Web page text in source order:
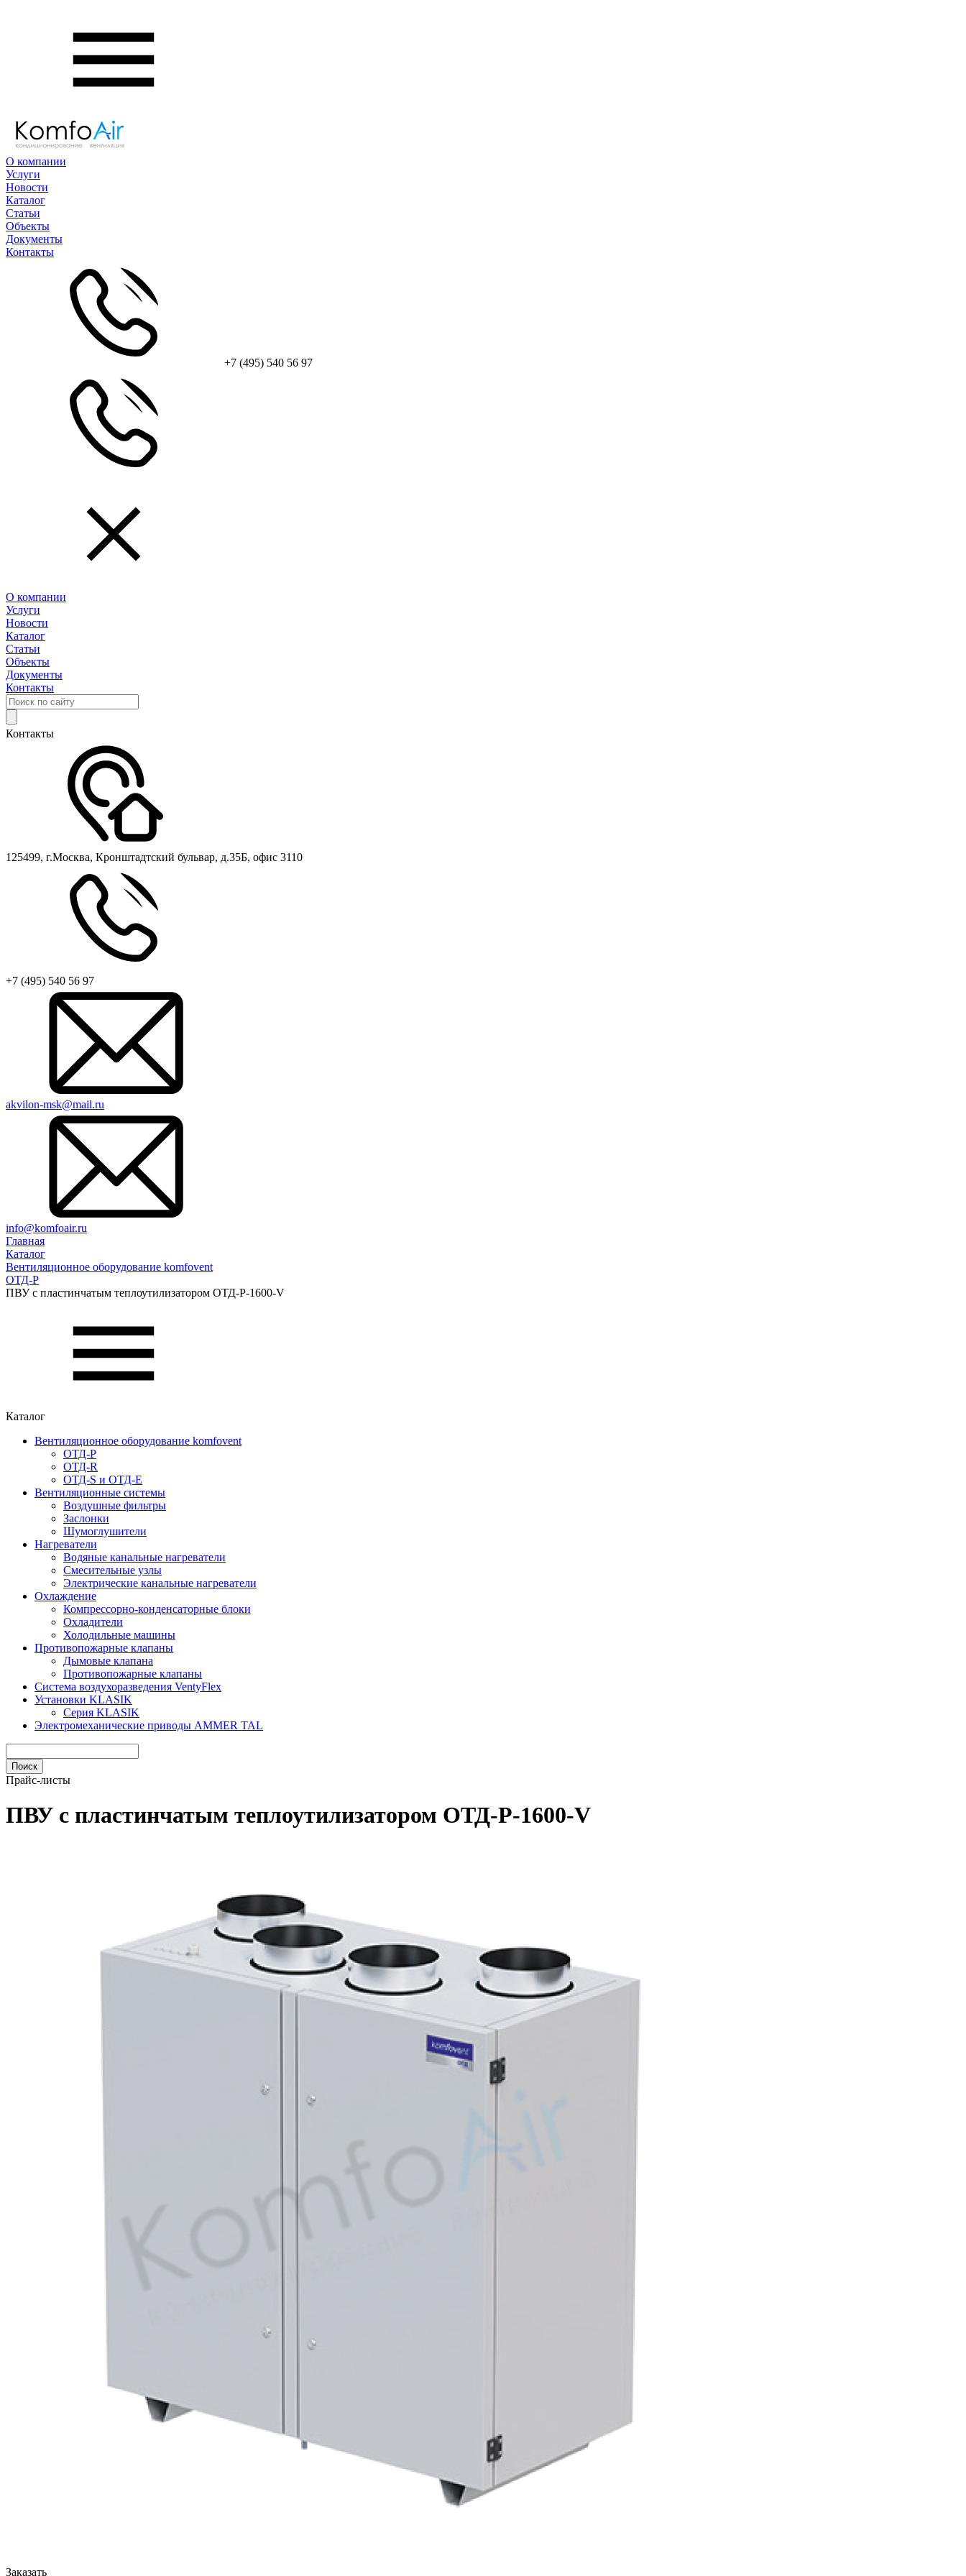
О компании
Услуги
Новости
Каталог
Статьи
Объекты
Документы
Контакты
+7 (495) 540 56 97
О компании
Услуги
Новости
Каталог
Статьи
Объекты
Документы
Контакты
Контакты
125499, г.Москва, Кронштадтский бульвар, д.35Б, офис 3110
+7 (495) 540 56 97
akvilon-msk@mail.ru
info@komfoair.ru
Главная
Каталог
Вентиляционное оборудование komfovent
ОТД-P
ПВУ c пластинчатым теплоутилизатором ОТД-P-1600-V
Каталог
Вентиляционное оборудование komfovent
ОТД-P
ОТД-R
ОТД-S и ОТД-E
Вентиляционные системы
Воздушные фильтры
Заслонки
Шумоглушители
Нагреватели
Водяные канальные нагреватели
Смесительные узлы
Электрические канальные нагреватели
Охлаждение
Компрессорно-конденсаторные блоки
Охладители
Холодильные машины
Противопожарные клапаны
Дымовые клапана
Противопожарные клапаны
Система воздухоразведения VentyFlex
Установки KLASIK
Серия KLASIK
Электромеханические приводы AMMER TAL
Прайс-листы
ПВУ c пластинчатым теплоутилизатором ОТД-P-1600-V
Заказать